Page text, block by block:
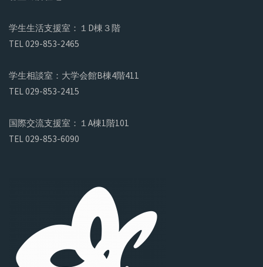
学生生活支援室：１D棟３階
TEL 029-853-2465
学生相談室：大学会館B棟4階411
TEL 029-853-2415
国際交流支援室：１A棟1階101
TEL 029-853-6090